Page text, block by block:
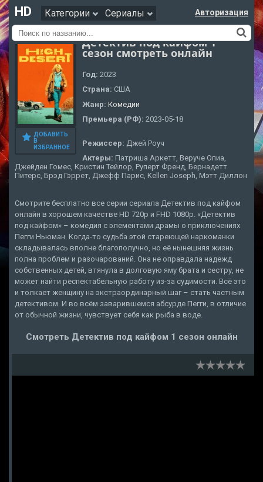
HD Категории Сериалы Авторизация
ДОБАВИТЬ
В
ИЗБРАННОЕ
Детектив под кайфом 1
сезон смотреть онлайн
Год: 2023
Страна: США
Жанр: Комедии
Премьера (РФ): 2023-05-18
Режиссер: Джей Роуч
Актеры: Патриша Аркетт, Веруче Опиа,
Джейден Гомес, Кристин Тейлор, Руперт Френд, Бернадетт
Питерс, Брэд Гэррет, Джефф Парис, Kellen Joseph, Мэтт Диллон
Смотрите бесплатно все серии сериала Детектив под кайфом
онлайн в хорошем качестве HD 720p и FHD 1080p. «Детектив
под кайфом» – комедия с элементами драмы о приключениях
Пегги Ньюман. Когда-то судьба этой стареющей наркоманки
складывалась вполне благополучно, но её нынешняя жизнь
полна проблем и разочарований. Она не оправдала надежд
собственных детей, втянула в долговую яму брата и сестру, не
может найти респектабельную работу из-за судимости. Всё это
и толкает женщину на экстраординарный шаг – стать частным
детективом. И во всём заварившемся абсурде Пегги, в отличие
от обычной жизни, чувствует себя как рыба в воде.
Смотреть Детектив под кайфом 1 сезон онлайн